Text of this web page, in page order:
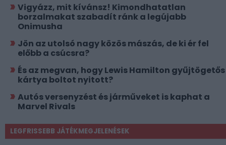
Vigyázz, mit kívánsz! Kimondhatatlan
borzalmakat szabadít ránk a legújabb
Onimusha
Jön az utolsó nagy közös mászás, de ki ér fel
előbb a csúcsra?
És az megvan, hogy Lewis Hamilton gyűjtögetős
kártya boltot nyitott?
Autós versenyzést és járműveket is kaphat a
Marvel Rivals
LEGFRISSEBB JÁTÉKMEGJELENÉSEK